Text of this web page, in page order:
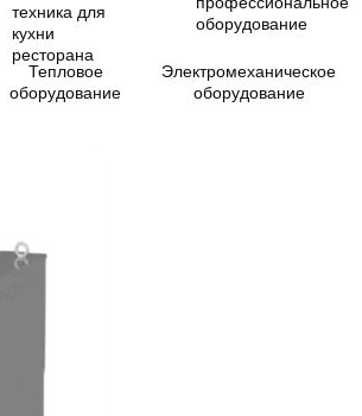
Тепловое
оборудование
Электромеханическое
оборудование